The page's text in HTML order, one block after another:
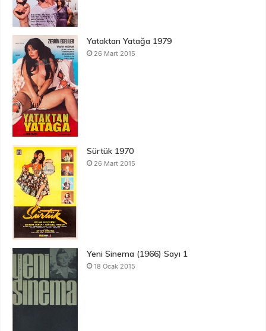
Yataktan Yatağa 1979
26 Mart 2015
Sürtük 1970
26 Mart 2015
Yeni Sinema (1966) Sayı 1
18 Ocak 2015